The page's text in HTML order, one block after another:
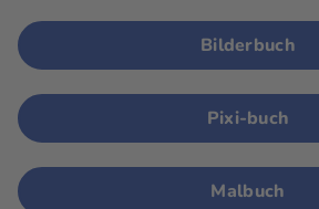
Bilderbuch
Pixi-buch
Malbuch